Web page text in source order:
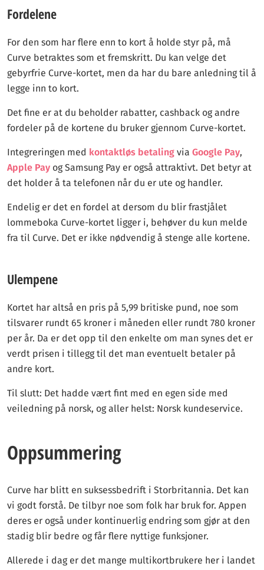
Fordelene
For den som har flere enn to kort å holde styr på, må
Curve betraktes som et fremskritt. Du kan velge det
gebyrfrie Curve-kortet, men da har du bare anledning til å
legge inn to kort.
Det fine er at du beholder rabatter, cashback og andre
fordeler på de kortene du bruker gjennom Curve-kortet.
Integreringen med kontaktløs betaling via Google Pay,
Apple Pay og Samsung Pay er også attraktivt. Det betyr at
det holder å ta telefonen når du er ute og handler.
Endelig er det en fordel at dersom du blir frastjålet
lommeboka Curve-kortet ligger i, behøver du kun melde
fra til Curve. Det er ikke nødvendig å stenge alle kortene.
Ulempene
Kortet har altså en pris på 5,99 britiske pund, noe som
tilsvarer rundt 65 kroner i måneden eller rundt 780 kroner
per år. Da er det opp til den enkelte om man synes det er
verdt prisen i tillegg til det man eventuelt betaler på
andre kort.
Til slutt: Det hadde vært fint med en egen side med
veiledning på norsk, og aller helst: Norsk kundeservice.
Oppsummering
Curve har blitt en suksessbedrift i Storbritannia. Det kan
vi godt forstå. De tilbyr noe som folk har bruk for. Appen
deres er også under kontinuerlig endring som gjør at den
stadig blir bedre og får flere nyttige funksjoner.
Allerede i dag er det mange multikortbrukere her i landet